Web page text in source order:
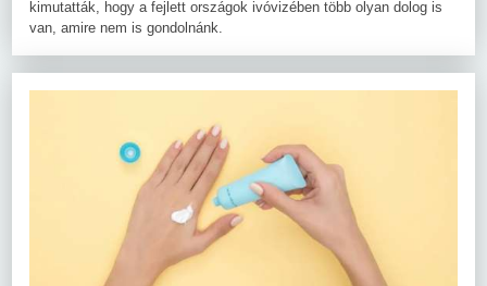
kimutatták, hogy a fejlett országok ivóvizében több olyan dolog is
van, amire nem is gondolnánk.